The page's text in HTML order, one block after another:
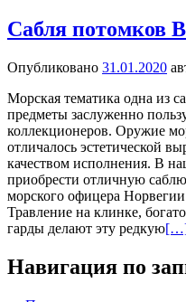
Сабля потомков
Опубликовано 31.01.2020
Морская тематика одна из
предметы заслуженно
коллекционеров. Оружие
отличалось эстетической
качеством исполнения. В
приобрести отличную
морского офицера
Травление на клинке,
гарды делают эту редкую
Навигация по